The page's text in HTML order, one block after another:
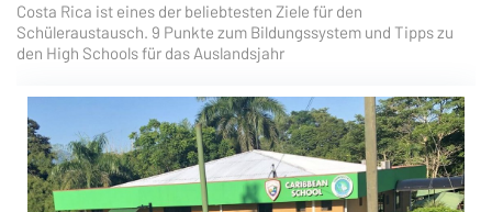
Costa Rica ist eines der beliebtesten Ziele für den
Schüleraustausch. 9 Punkte zum Bildungssystem und Tipps zu
den High Schools für das Auslandsjahr